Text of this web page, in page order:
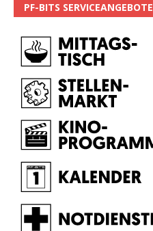
PF-BITS SERVICEANGEBOTE